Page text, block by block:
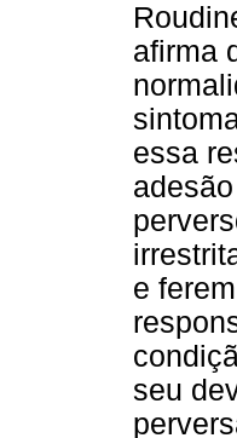
afirma
essa
e
seu